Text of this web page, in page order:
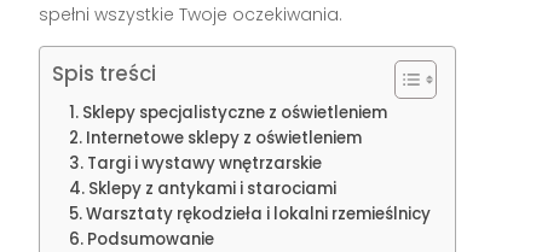
spełni wszystkie Twoje oczekiwania.
Spis treści
Sklepy specjalistyczne z oświetleniem
Internetowe sklepy z oświetleniem
Targi i wystawy wnętrzarskie
Sklepy z antykami i starociami
Warsztaty rękodzieła i lokalni rzemieślnicy
Podsumowanie